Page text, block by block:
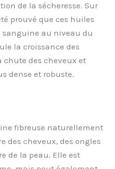
de la sécheresse. Sur
prouvé que ces huiles
au niveau du
la croissance des
des cheveux et
dense et robuste.
fibreuse naturellement
des cheveux, des ongles
de la peau. Elle est